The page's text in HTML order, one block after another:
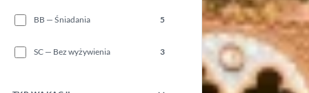
BB — Śniadania 5
SC — Bez wyżywienia 3